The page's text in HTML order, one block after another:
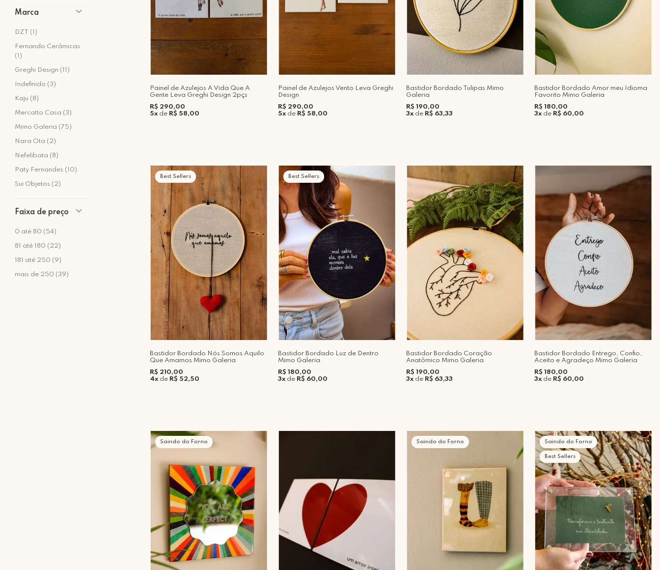
Marca
DZT (1)
Fernando Cerâmicas
(1)
Greghi Design (11)
Indefinido (3)
Kaju (8)
Mercatto Casa (3)
Mimo Galeria (75)
Nara Ota (2)
Nefelibata (8)
Paty Fernandes (10)
Sui Objetos (2)
Faixa de preço
0 até 80 (54)
81 até 180 (22)
181 até 250 (9)
mais de 250 (39)
Painel de Azulejos A Vida Que A
Gente Leva Greghi Design 2pçs
R$ 290,00
5xde R$ 58,00
Painel de Azulejos Vento Leva Greghi
Design
R$ 290,00
5xde R$ 58,00
Bastidor Bordado Tulipas Mimo
Galeria
R$ 190,00
3xde R$ 63,33
Bastidor Bordado Amor meu Idioma
Favorito Mimo Galeria
R$ 180,00
3xde R$ 60,00
Best Sellers
Bastidor Bordado Nós Somos Aquilo
Que Amamos Mimo Galeria
R$ 210,00
4xde R$ 52,50
Best Sellers
Bastidor Bordado Luz de Dentro
Mimo Galeria
R$ 180,00
3xde R$ 60,00
Bastidor Bordado Coração
Anatômico Mimo Galeria
R$ 190,00
3xde R$ 63,33
Bastidor Bordado Entrego, Confio,
Aceito e Agradeço Mimo Galeria
R$ 180,00
3xde R$ 60,00
Saindo do Forno Saindo do Forno Saindo do Forno
Best Sellers